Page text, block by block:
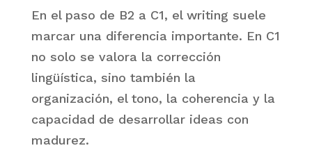
En el paso de B2 a C1, el writing suele
marcar una diferencia importante. En C1
no solo se valora la corrección
lingüística, sino también la
organización, el tono, la coherencia y la
capacidad de desarrollar ideas con
madurez.